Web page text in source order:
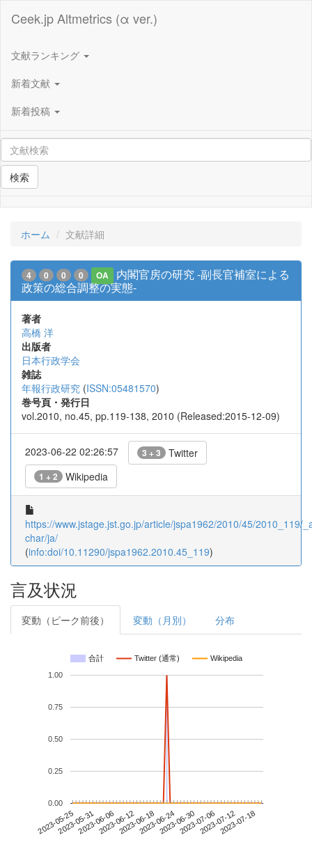
Ceek.jp Altmetrics (α ver.)
文献ランキング
新着文献
新着投稿
検索
ホーム 文献詳細
4 0 0 0 OA
内閣官房の研究 ‐副長官補室による
政策の総合調整の実態‐
著者
高橋 洋
出版者
日本行政学会
雑誌
年報行政研究 (ISSN:05481570)
巻号頁・発行日
vol.2010, no.45, pp.119-138, 2010 (Released:2015-12-09)
2023-06-22 02:26:57 3 + 3 Twitter
1 + 2 Wikipedia
https://www.jstage.jst.go.jp/article/jspa1962/2010/45/2010_119/
char/ja/
(info:doi/10.11290/jspa1962.2010.45_119)
言及状況
変動（ピーク前後） 変動（月別） 分布
合計 Twitter (通常) Wikipedia
2023-05-252023-05-312023-06-062023-06-122023-06-182023-06-242023-06-302023-07-062023-07-122023-07-18
0.00
0.25
0.50
0.75
1.00